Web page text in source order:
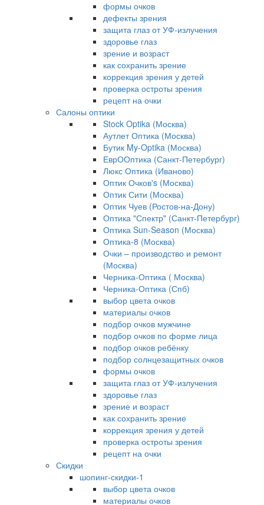
формы очков
дефекты зрения
защита глаз от УФ-излучения
здоровье глаз
зрение и возраст
как сохранить зрение
коррекция зрения у детей
проверка остроты зрения
рецепт на очки
Салоны оптики
Stock Optika (Москва)
Аутлет Оптика (Москва)
Бутик My-Optika (Москва)
ЕврООптика (Санкт-Петербург)
Люкс Оптика (Иваново)
Оптик Очков's (Москва)
Оптик Сити (Москва)
Оптик Чуев (Ростов-на-Дону)
Оптика "Спектр" (Санкт-Петербург)
Оптика Sun-Season (Москва)
Оптика-8 (Москва)
Очки – производство и ремонт
(Москва)
Черника-Оптика ( Москва)
Черника-Оптика (Спб)
выбор цвета очков
материалы очков
подбор очков мужчине
подбор очков по форме лица
подбор очков ребёнку
подбор солнцезащитных очков
формы очков
защита глаз от УФ-излучения
здоровье глаз
зрение и возраст
как сохранить зрение
коррекция зрения у детей
проверка остроты зрения
рецепт на очки
Скидки
шопинг-скидки-1
выбор цвета очков
материалы очков